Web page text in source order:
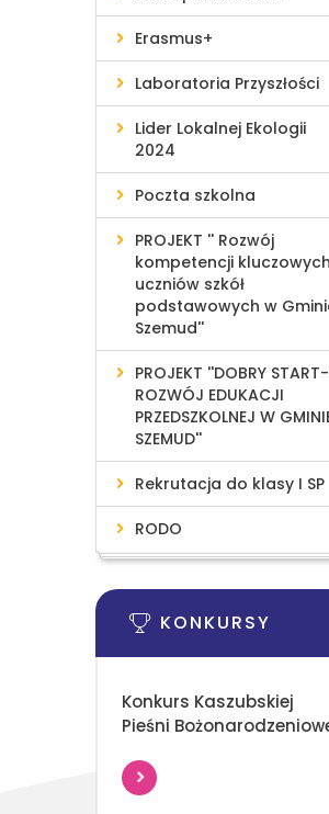
Erasmus+
Laboratoria Przyszłości
Lider Lokalnej Ekologii
2024
Poczta szkolna
PROJEKT '' Rozwój
kompetencji kluczowych
uczniów szkół
podstawowych w
Szemud''
PROJEKT ''DOBRY START-
ROZWÓJ EDUKACJI
PRZEDSZKOLNEJ W
SZEMUD''
Rekrutacja do klasy I SP
RODO
KONKURSY
Konkurs Kaszubskiej
Pieśni